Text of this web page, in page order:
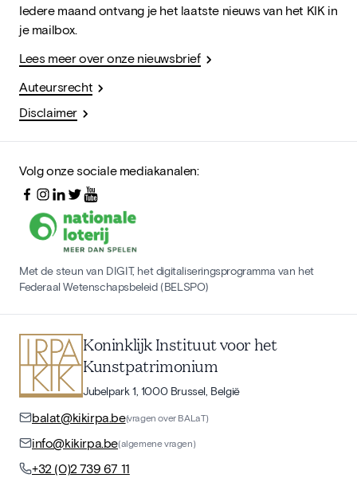
Iedere maand ontvang je het laatste nieuws van het KIK in
je mailbox.
Lees meer over onze nieuwsbrief
Auteursrecht
Disclaimer
Volg onze sociale mediakanalen:
Met de steun van DIGIT, het digitaliseringsprogramma van het
Federaal Wetenschapsbeleid (BELSPO)
Koninklijk Instituut voor het
Kunstpatrimonium
Jubelpark 1, 1000 Brussel, België
balat@kikirpa.be(vragen over BALaT)
info@kikirpa.be(algemene vragen)
+32 (0)2 739 67 11